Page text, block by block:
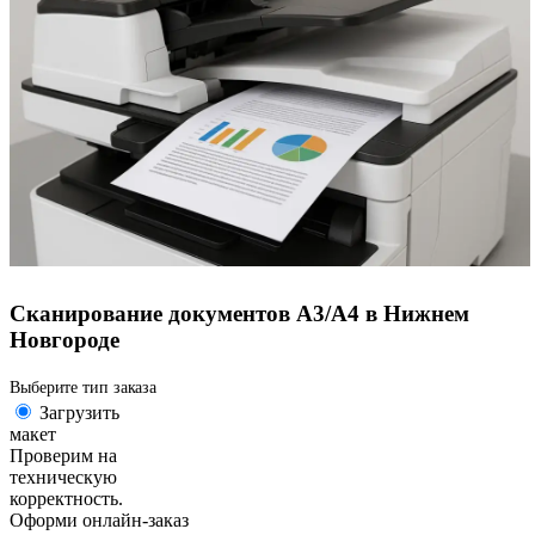
Сканирование документов А3/А4 в Нижнем
Новгороде
Выберите тип заказа
Загрузить
макет
Проверим на
техническую
корректность.
Оформи онлайн-заказ